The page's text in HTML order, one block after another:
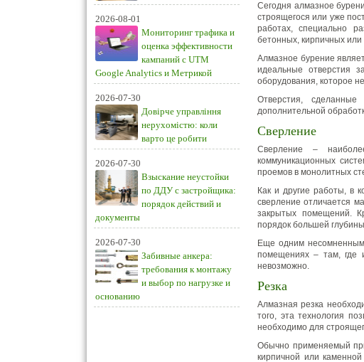
2026-08-01
Мониторинг трафика и
оценка эффективности
кампаний с UTM
Google Analytics и Метрикой
2026-07-30
Довірче управління
нерухомістю: коли
варто це робити
2026-07-30
Взыскание неустойки
по ДДУ с застройщика:
порядок действий и
документы
2026-07-30
Забивные анкера:
требования к монтажу
и выбор по нагрузке и
основанию
Сегодня алмазное
строящегося или уже
работах, специально
бетонных, кирпичных
Алмазное бурение
идеальные отверстия
оборудования, которое
Отверстия,
дополнительной
Сверление
Сверление –
коммуникационных
проемов в монолитных
Как и другие работы, в
сверление отличается
закрытых помещений.
порядок большей
Еще одним несомненным
помещениях – там, где
невозможно.
Резка
Алмазная резка
того, эта технология
необходимо для
Обычно применяемый
кирпичной или